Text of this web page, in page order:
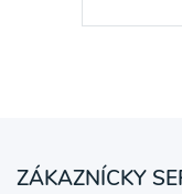
ZÁKAZNÍCKY